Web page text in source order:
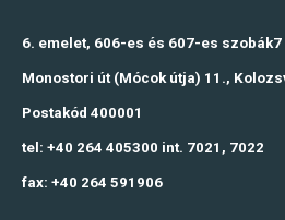
6. emelet, 606-es és 607-es szobák7
Monostori út (Mócok útja) 11.,
Postakód 400001
tel: +40 264 405300 int. 7021, 7022
fax: +40 264 591906